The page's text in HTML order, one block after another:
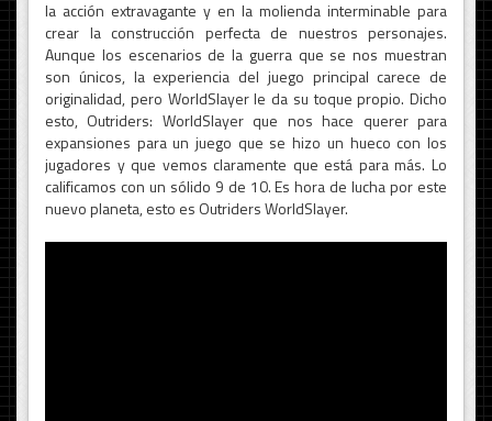
la acción extravagante y en la molienda interminable para
crear la construcción perfecta de nuestros personajes.
Aunque los escenarios de la guerra que se nos muestran
son únicos, la experiencia del juego principal carece de
originalidad, pero WorldSlayer le da su toque propio. Dicho
esto, Outriders: WorldSlayer que nos hace querer para
expansiones para un juego que se hizo un hueco con los
jugadores y que vemos claramente que está para más. Lo
calificamos con un sólido 9 de 10. Es hora de lucha por este
nuevo planeta, esto es Outriders WorldSlayer.